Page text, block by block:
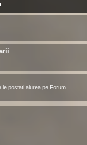
le postati aiurea pe Forum